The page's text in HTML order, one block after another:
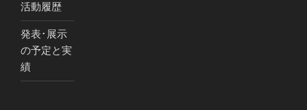
活動履歴
発表･展示
の予定と実
績